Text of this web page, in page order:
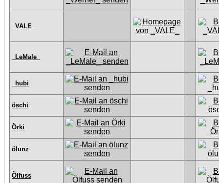
_VALE_
_LeMale_
_hubi
öschi
Örki
ölunz
Ölfuss